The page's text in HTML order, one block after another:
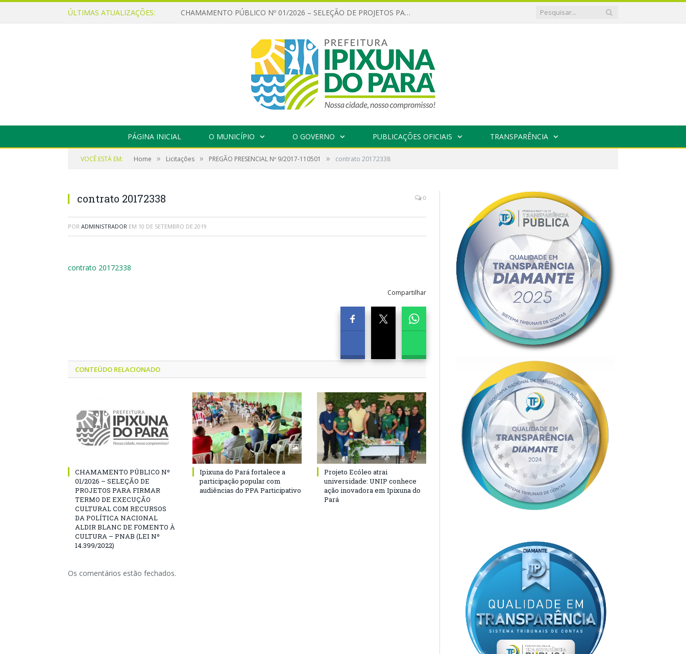
ÚLTIMAS ATUALIZAÇÕES: CHAMAMENTO PÚBLICO Nº 01/2026 – SELEÇÃO DE PROJETOS PARA FIRMAR TERMO DE EXECUÇÃO CULTURAL COM RECURSOS DA POLÍTICA NACIONAL ALDIR BLANC DE FOMENTO À CULTURA – PNAB (LEI Nº 14.399/2022)
PÁGINA INICIAL O MUNICÍPIO O GOVERNO PUBLICAÇÕES OFICIAIS TRANSPARÊNCIA
VOCÊ ESTÁ EM: Home » Licitações » PREGÃO PRESENCIAL Nº 9/2017-110501 » contrato 20172338
contrato 20172338 0
POR ADMINISTRADOR EM 10 DE SETEMBRO DE 2019
contrato 20172338
Compartilhar
CONTEÚDO RELACIONADO
CHAMAMENTO PÚBLICO Nº
01/2026 – SELEÇÃO DE
PROJETOS PARA FIRMAR
TERMO DE EXECUÇÃO
CULTURAL COM RECURSOS
DA POLÍTICA NACIONAL
ALDIR BLANC DE FOMENTO À
CULTURA – PNAB (LEI Nº
14.399/2022)
Ipixuna do Pará fortalece a
participação popular com
audiências do PPA Participativo
Projeto Ecóleo atrai
universidade: UNIP conhece
ação inovadora em Ipixuna do
Pará
Os comentários estão fechados.